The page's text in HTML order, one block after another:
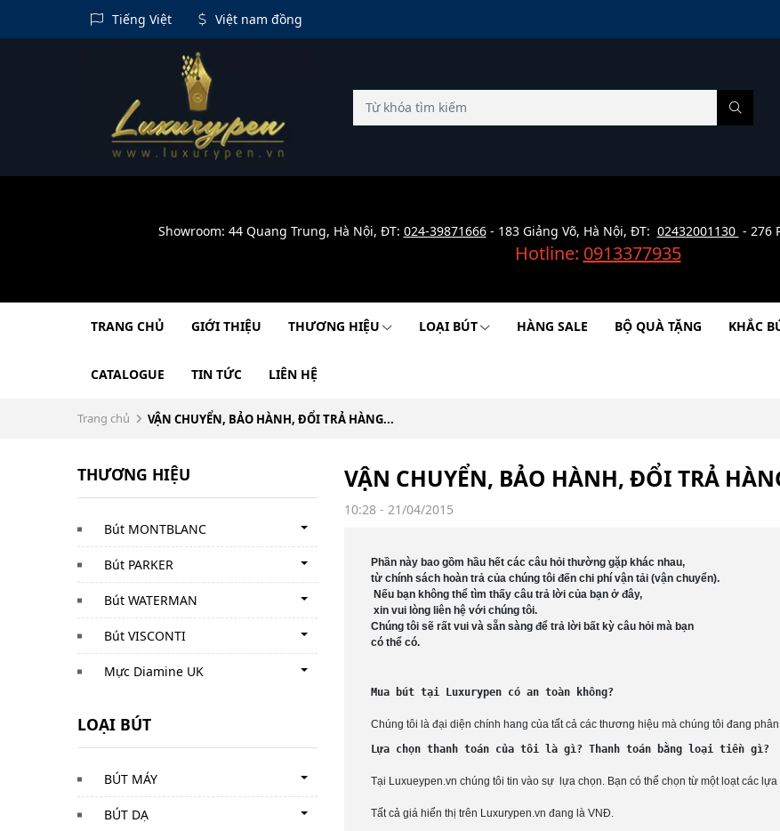
Tiếng Việt Việt nam đồng
Showroom: 44 Quang Trung, Hà Nội, ĐT: 024-39871666- 183 Giảng Võ, Hà Nội, ĐT: 02432001130 - 276
Hotline: 0913377935
TRANG CHỦ GIỚI THIỆU THƯƠNG HIỆU LOẠI BÚT HÀNG SALE BỘ QUÀ TẶNG KHẮC
CATALOGUE TIN TỨC LIÊN HỆ
Trang chủ VẬN CHUYỂN, BẢO HÀNH, ĐỔI TRẢ HÀNG...
THƯƠNG HIỆU
Bút MONTBLANC
Bút PARKER
Bút WATERMAN
Bút VISCONTI
Mực Diamine UK
LOẠI BÚT
BÚT MÁY
BÚT DẠ
VẬN CHUYỂN, BẢO HÀNH, ĐỔI TRẢ
10:28 - 21/04/2015
Phần này bao gồm hầu hết các câu hỏi thường gặp khác nhau,
từ chính sách hoàn trả của chúng tôi đến chi phí vận tải (vận chuyển).
Nếu bạn không thể tìm thấy câu trả lời của bạn ở đây,
xin vui lòng liên hệ với chúng tôi.
Chúng tôi sẽ rất vui và sẵn sàng để trả lời bất kỳ câu hỏi mà bạn
có thể có.
Mua bút tại Luxurypen có an toàn không?
Chúng tôi là đại diện chính hang của tất cả các thương hiệu mà chúng tôi đang
Lựa chọn thanh toán của tôi là gì? Thanh toán bằng loại tiền gì?
Tại Luxueypen.vn chúng tôi tin vào sự  lựa chọn. Bạn có thể chọn từ một loạt các
Tất cả giá hiển thị trên Luxurypen.vn đang là VNĐ.